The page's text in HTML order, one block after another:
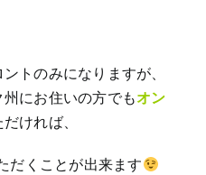
トのみになりますが、
にお住いの方でもオン
ければ、
だくことが出来ます